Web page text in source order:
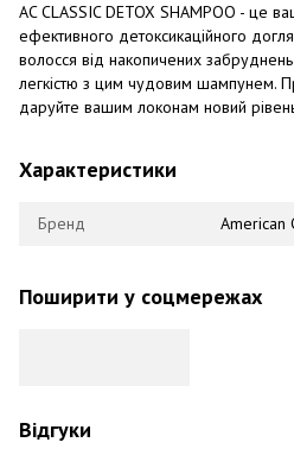
AC CLASSIC DETOX SHAMPOO - це
ефективного детоксикаційного
волосся від накопичених забруднень
легкістю з цим чудовим шампунем.
даруйте вашим локонам новий
Характеристики
Бренд American
Поширити у соцмережах
Відгуки